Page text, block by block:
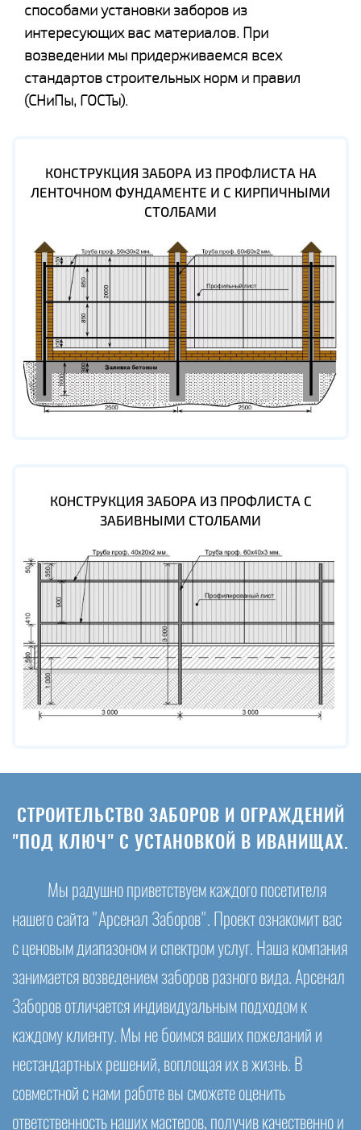
способами установки заборов из
интересующих вас материалов. При
возведении мы придерживаемся всех
стандартов строительных норм и правил
(СНиПы, ГОСТы).
КОНСТРУКЦИЯ ЗАБОРА ИЗ ПРОФЛИСТА НА
ЛЕНТОЧНОМ ФУНДАМЕНТЕ И С КИРПИЧНЫМИ
СТОЛБАМИ
КОНСТРУКЦИЯ ЗАБОРА ИЗ ПРОФЛИСТА С
ЗАБИВНЫМИ СТОЛБАМИ
СТРОИТЕЛЬСТВО ЗАБОРОВ И ОГРАЖДЕНИЙ
"ПОД КЛЮЧ" С УСТАНОВКОЙ В ИВАНИЩАХ.
Мы радушно приветствуем каждого посетителя
нашего сайта "Арсенал Заборов". Проект ознакомит вас
с ценовым диапазоном и спектром услуг. Наша компания
занимается возведением заборов разного вида. Арсенал
Заборов отличается индивидуальным подходом к
каждому клиенту. Мы не боимся ваших пожеланий и
нестандартных решений, воплощая их в жизнь. В
совместной с нами работе вы сможете оценить
ответственность наших мастеров, получив качественно и